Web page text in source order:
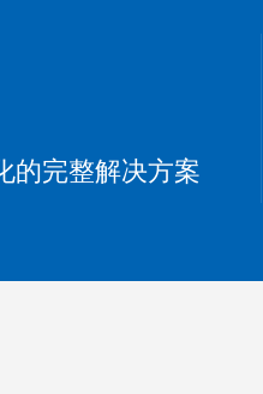
的完整解决方案